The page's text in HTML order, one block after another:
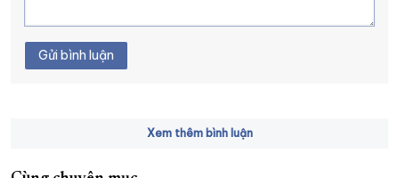
Gửi bình luận
Xem thêm bình luận